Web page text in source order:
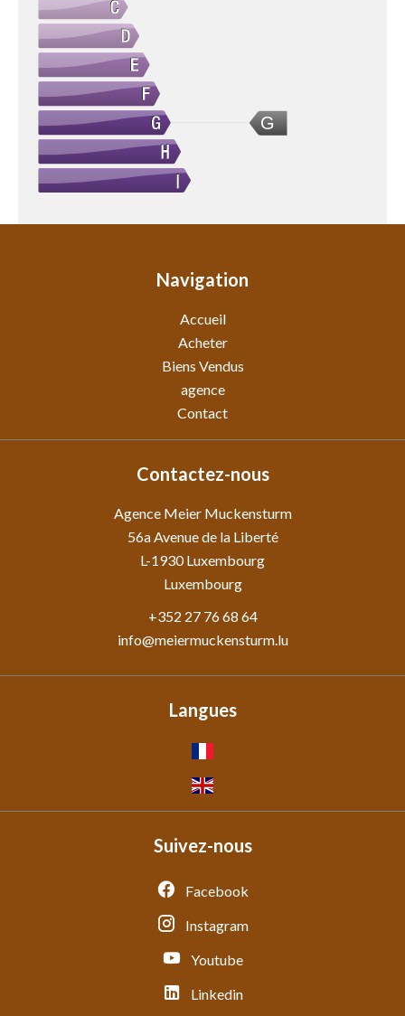
G
Navigation
Accueil
Acheter
Biens Vendus
agence
Contact
Contactez-nous
Agence Meier Muckensturm
56a Avenue de la Liberté
L-1930Luxembourg
Luxembourg
+352 27 76 68 64
info@meiermuckensturm.lu
Langues
Suivez-nous
Facebook
Instagram
Youtube
Linkedin